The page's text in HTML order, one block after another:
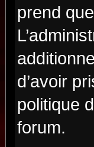
prend
d’avoir
politique
forum.